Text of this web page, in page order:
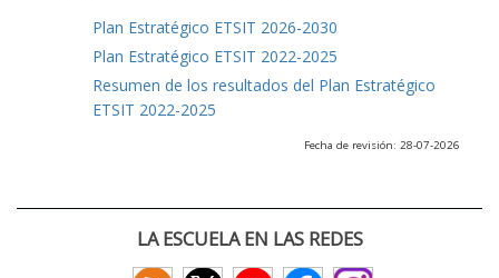
Plan Estratégico ETSIT 2026-2030
Plan Estratégico ETSIT 2022-2025
Resumen de los resultados del Plan Estratégico
ETSIT 2022-2025
Fecha de revisión: 28-07-2026
LA ESCUELA EN LAS REDES